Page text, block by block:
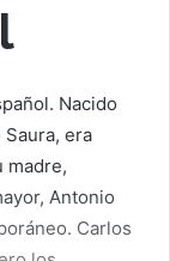
Nacido
era
madre,
Antonio
Carlos